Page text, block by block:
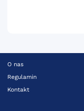
O nas
Regulamin
Kontakt